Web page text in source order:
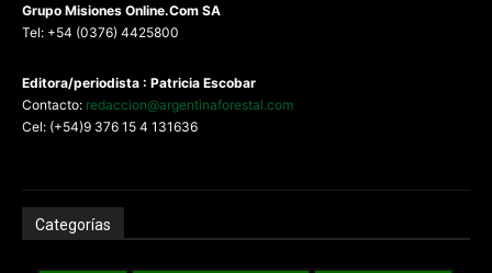
Grupo Misiones Online.Com SA
Tel: +54 (0376) 4425800
Editora/periodista : Patricia Escobar
Contacto: redaccion@argentinaforestal.com
Cel: (+54)9 376 15 4 131636
Categorías